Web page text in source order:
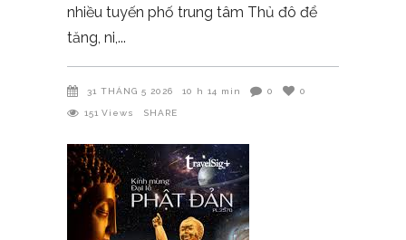
nhiều tuyến phố trung tâm Thủ đô để
tăng, ni,
31 THÁNG 5 2026 10 h 14 min 0 0
151 Views SHARE